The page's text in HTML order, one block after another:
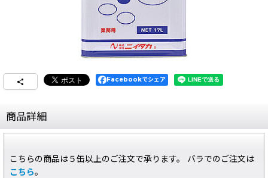
Facebookでシェア
商品詳細
こちらの商品は５缶以上のご注文で承ります。 バラでのご注文は
こちら。